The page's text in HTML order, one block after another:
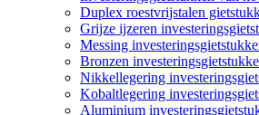
Duplex roestvrijstalen
Grijze ijzeren
Messing
Bronzen
Nikkellegering
Kobaltlegering
Aluminium